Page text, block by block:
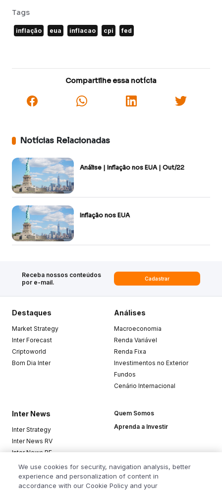
Tags
inflação eua inflacao cpi fed
Compartilhe essa notícia
Notícias Relacionadas
Análise | Inflação nos EUA | Out/22
Inflação nos EUA
Receba nossos conteúdos
por e-mail.
Cadastrar
Destaques
Market Strategy
Inter Forecast
Criptoworld
Bom Dia Inter
Análises
Macroeconomia
Renda Variável
Renda Fixa
Investimentos no Exterior
Fundos
Cenário Internacional
Inter News
Inter Strategy
Inter News RV
Inter News RF
Top Funds
Quem Somos
Aprenda a Investir
We use cookies for security, navigation analysis, better
experience and personalization of content in
accordance with our Cookie Policy and your